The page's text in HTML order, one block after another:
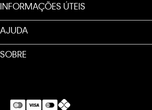
INFORMAÇÕES ÚTEIS
AJUDA
SOBRE